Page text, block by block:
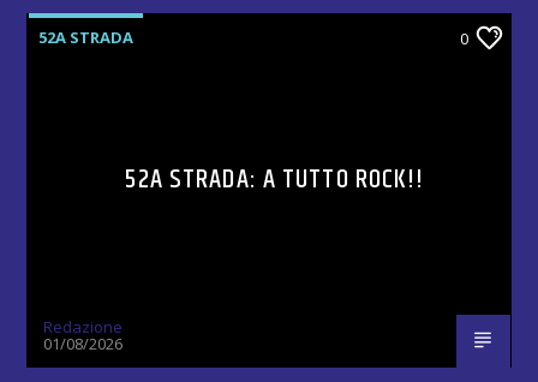
52A STRADA 0
52A STRADA: A TUTTO ROCK!!
Redazione
01/08/2026